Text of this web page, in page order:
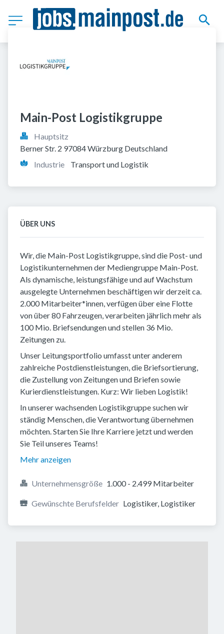
Main-Post Logistikgruppe
Hauptsitz
Berner Str. 2 97084 Würzburg Deutschland
Industrie
Transport und Logistik
ÜBER UNS
Wir, die Main-Post Logistikgruppe, sind die Post- und
Logistikunternehmen der Mediengruppe Main-Post.
Als dynamische, leistungsfähige und auf Wachstum
ausgelegte Unternehmen beschäftigen wir derzeit ca.
2.000 Mitarbeiter*innen, verfügen über eine Flotte
von über 80 Fahrzeugen, verarbeiten jährlich mehr als
100 Mio. Briefsendungen und stellen 36 Mio.
Zeitungen zu.
Unser Leitungsportfolio umfasst unter anderem
zahlreiche Postdienstleistungen, die Briefsortierung,
die Zustellung von Zeitungen und Briefen sowie
Kurierdienstleistungen. Kurz: Wir lieben Logistik!
In unserer wachsenden Logistikgruppe suchen wir
ständig Menschen, die Verantwortung übernehmen
möchten. Starten Sie Ihre Karriere jetzt und werden
Sie Teil unseres Teams!
Mehr anzeigen
Unternehmensgröße 1.000 - 2.499 Mitarbeiter
Gewünschte Berufsfelder Logistiker, Logistiker